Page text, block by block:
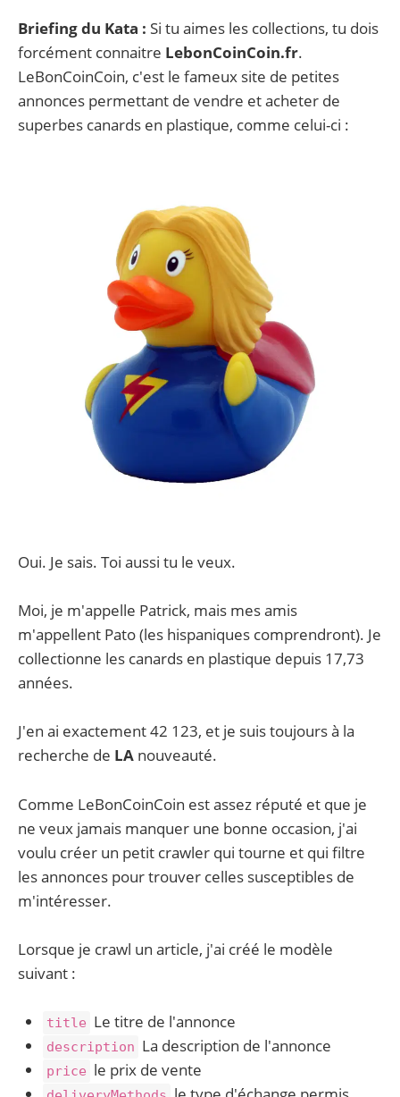
Briefing du Kata : Si tu aimes les collections, tu dois
forcément connaitre LebonCoinCoin.fr.
LeBonCoinCoin, c'est le fameux site de petites
annonces permettant de vendre et acheter de
superbes canards en plastique, comme celui-ci :
Oui. Je sais. Toi aussi tu le veux.
Moi, je m'appelle Patrick, mais mes amis
m'appellent Pato (les hispaniques comprendront). Je
collectionne les canards en plastique depuis 17,73
années.
J'en ai exactement 42 123, et je suis toujours à la
recherche de LA nouveauté.
Comme LeBonCoinCoin est assez réputé et que je
ne veux jamais manquer une bonne occasion, j'ai
voulu créer un petit crawler qui tourne et qui filtre
les annonces pour trouver celles susceptibles de
m'intéresser.
Lorsque je crawl un article, j'ai créé le modèle
suivant :
title Le titre de l'annonce
description La description de l'annonce
price le prix de vente